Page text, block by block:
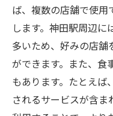
ば、複数の店舗で使用
します。神田駅周辺
多いため、好みの店舗
ができます。また、食
もあります。たとえば
されるサービスが含ま